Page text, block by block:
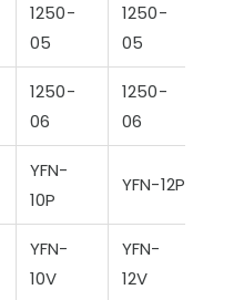
1250-
05
1250-
05
1250-
06
1250-
06
YFN-
10P
YFN-12P
YFN-
10V
YFN-
12V